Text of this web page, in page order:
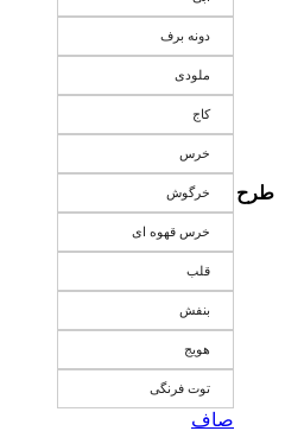
طرح
دونه برف
ملودی
کاج
خرس
خرگوش
خرس قهوه ای
قلب
بنفش
هویج
توت فرنگی
صاف